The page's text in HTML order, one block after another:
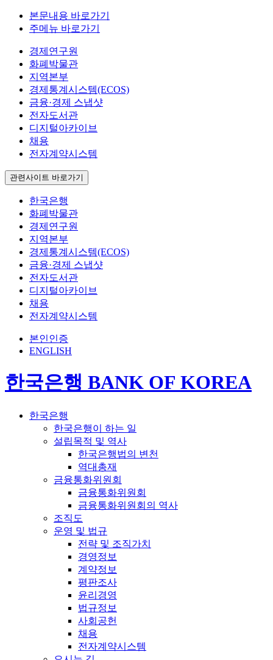
본문내용 바로가기
주메뉴 바로가기
경제연구원
화폐박물관
지역본부
경제통계시스템(ECOS)
금융·경제 스냅샷
전자도서관
디지털아카이브
채용
전자계약시스템
관련사이트 바로가기
한국은행
화폐박물관
경제연구원
지역본부
경제통계시스템(ECOS)
금융·경제 스냅샷
전자도서관
디지털아카이브
채용
전자계약시스템
본인인증
ENGLISH
한국은행 BANK OF KOREA
한국은행
한국은행이 하는 일
설립목적 및 역사
한국은행법의 변천
역대총재
금융통화위원회
금융통화위원회
금융통화위원회의 역사
조직도
운영 및 법규
전략 및 조직가치
경영정보
계약정보
평판조사
윤리경영
법규정보
사회공헌
채용
전자계약시스템